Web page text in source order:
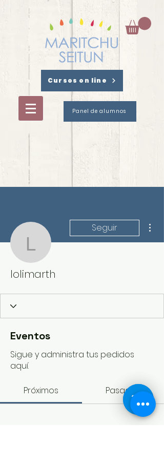
Cursos on line
Panel de alumnos
lolimarth
Seguir
lolimarth
Eventos
Sigue y administra tus pedidos
aquí.
Próximos Pasados